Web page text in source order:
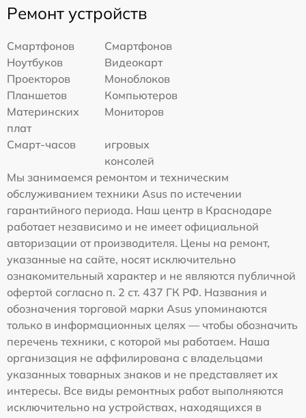
Ремонт устройств
Смартфонов
Смартфонов
Ноутбуков
Видеокарт
Проекторов
Моноблоков
Планшетов
Компьютеров
Материнских
плат
Мониторов
Смарт-часов
игровых
консолей
Мы занимаемся ремонтом и техническим
обслуживанием техники Asus по истечении
гарантийного периода. Наш центр в Краснодаре
работает независимо и не имеет официальной
авторизации от производителя. Цены на ремонт,
указанные на сайте, носят исключительно
ознакомительный характер и не являются публичной
офертой согласно п. 2 ст. 437 ГК РФ. Названия и
обозначения торговой марки Asus упоминаются
только в информационных целях — чтобы обозначить
перечень техники, с которой мы работаем. Наша
организация не аффилирована с владельцами
указанных товарных знаков и не представляет их
интересы. Все виды ремонтных работ выполняются
исключительно на устройствах, находящихся в